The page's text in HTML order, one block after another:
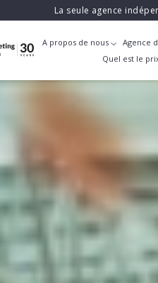
La seule agence
A propos de nous Agence
Quel est le